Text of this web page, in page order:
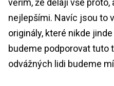
věřím, že dělají vše proto,
nejlepšími. Navíc jsou to
originály, které nikde
budeme podporovat tuto
odvážných lidi budeme